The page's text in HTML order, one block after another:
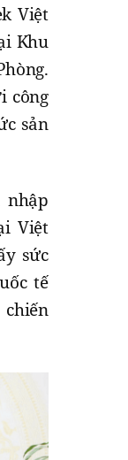
Việt
Khu
công
sản
nhập
Việt
sức
tế